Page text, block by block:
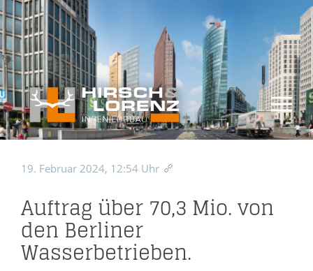
19. Februar 2024, 12:54 Uhr
Auftrag über 70,3 Mio. von
den Berliner
Wasserbetrieben.